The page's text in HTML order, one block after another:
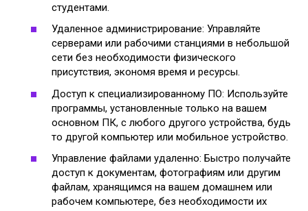
студентами.
Удаленное администрирование: Управляйте
серверами или рабочими станциями в небольшой
сети без необходимости физического
присутствия, экономя время и ресурсы.
Доступ к специализированному ПО: Используйте
программы, установленные только на вашем
основном ПК, с любого другого устройства, будь
то другой компьютер или мобильное устройство.
Управление файлами удаленно: Быстро получайте
доступ к документам, фотографиям или другим
файлам, хранящимся на вашем домашнем или
рабочем компьютере, без необходимости их